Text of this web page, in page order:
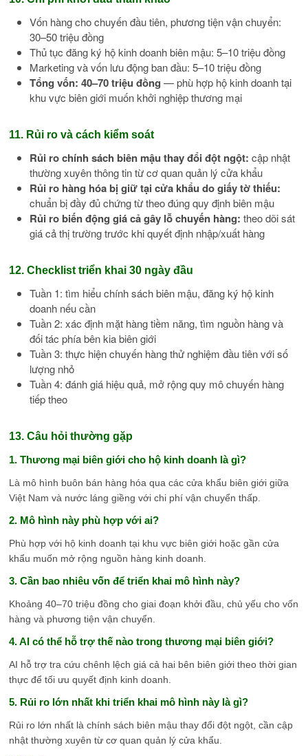
Vốn hàng cho chuyến đầu tiên, phương tiện vận chuyển:
30–50 triệu đồng
Thủ tục đăng ký hộ kinh doanh biên mậu: 5–10 triệu đồng
Marketing và vốn lưu động ban đầu: 5–10 triệu đồng
Tổng vốn: 40–70 triệu đồng — phù hợp hộ kinh doanh tại
khu vực biên giới muốn khởi nghiệp thương mại
11. Rủi ro và cách kiểm soát
Rủi ro chính sách biên mậu thay đổi đột ngột: cập nhật
thường xuyên thông tin từ cơ quan quản lý cửa khẩu
Rủi ro hàng hóa bị giữ tại cửa khẩu do giấy tờ thiếu:
chuẩn bị đầy đủ chứng từ theo đúng quy định biên mậu
Rủi ro biến động giá cả gây lỗ chuyến hàng: theo dõi sát
giá cả thị trường trước khi quyết định nhập/xuất hàng
12. Checklist triển khai 30 ngày đầu
Tuần 1: tìm hiểu chính sách biên mậu, đăng ký hộ kinh
doanh nếu cần
Tuần 2: xác định mặt hàng tiềm năng, tìm nguồn hàng và
đối tác phía bên kia biên giới
Tuần 3: thực hiện chuyến hàng thử nghiệm đầu tiên với số
lượng nhỏ
Tuần 4: đánh giá hiệu quả, mở rộng quy mô chuyến hàng
tiếp theo
13. Câu hỏi thường gặp
1. Thương mại biên giới cho hộ kinh doanh là gì?
Là mô hình buôn bán hàng hóa qua các cửa khẩu biên giới giữa
Việt Nam và nước láng giềng với chi phí vận chuyển thấp.
2. Mô hình này phù hợp với ai?
Phù hợp với hộ kinh doanh tại khu vực biên giới hoặc gần cửa
khẩu muốn mở rộng nguồn hàng kinh doanh.
3. Cần bao nhiêu vốn để triển khai mô hình này?
Khoảng 40–70 triệu đồng cho giai đoạn khởi đầu, chủ yếu cho vốn
hàng và phương tiện vận chuyển.
4. AI có thể hỗ trợ thế nào trong thương mại biên giới?
AI hỗ trợ tra cứu chênh lệch giá cả hai bên biên giới theo thời gian
thực để tối ưu quyết định kinh doanh.
5. Rủi ro lớn nhất khi triển khai mô hình này là gì?
Rủi ro lớn nhất là chính sách biên mậu thay đổi đột ngột, cần cập
nhật thường xuyên từ cơ quan quản lý cửa khẩu.